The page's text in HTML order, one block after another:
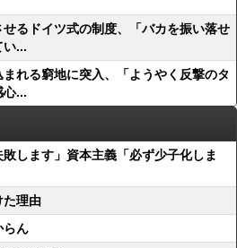
るドイツ式の制度、「バカを振い落せ
い...
れる窮地に突入、「ようやく反撃のタ
心...
します」資本主義「必ず少子化しま
た理由
らん